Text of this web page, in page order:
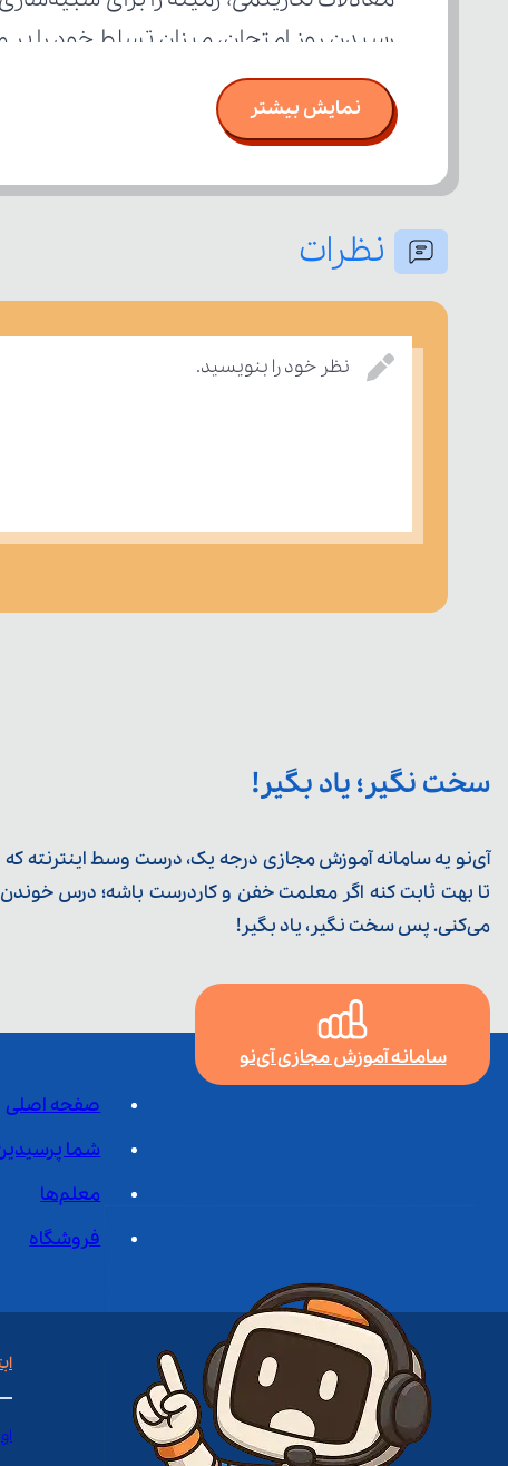
رسیدن روز امتحان، میزان تسلط خود را
نمایش بیشتر
نظرات
نظر خود را بنویسید.
سخت نگیر؛ یاد بگیر!
آی‌نو یه سامانه آموزش مجازی درجه یک، درست وسط اینترنته
تا بهت ثابت کنه اگر معلمت خفن و کاردرست باشه؛ درس
می‌کنی. پس سخت نگیر، یاد بگیر!
سامانه آموزش مجازی آی‌نو
صفحه اصلی
شما
معلم‌ها
فروشگاه